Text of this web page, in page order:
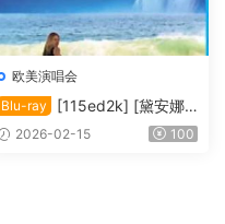
欧美演唱会
Blu-ray
[115ed2k] [黛安娜·
瑞儿里约演唱会 Diana Kral
2026-02-15 100